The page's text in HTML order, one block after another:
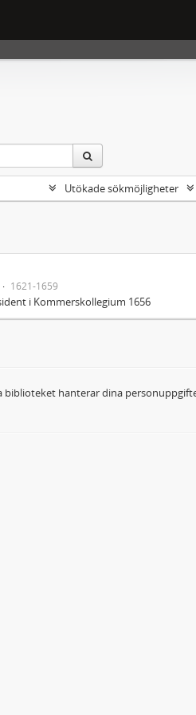
Utökade sökmöjligheter
1621-1659
i Kommerskollegium 1656
biblioteket hanterar dina